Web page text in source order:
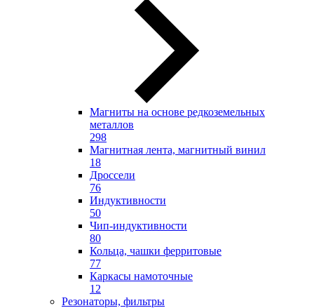
Магниты на основе редкоземельных
металлов
298
Магнитная лента, магнитный винил
18
Дроссели
76
Индуктивности
50
Чип-индуктивности
80
Кольца, чашки ферритовые
77
Каркасы намоточные
12
Резонаторы, фильтры